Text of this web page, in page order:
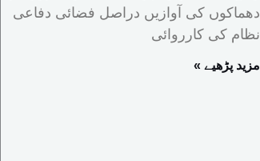
دھماکوں کی آوازیں دراصل فضائی دفاعی
نظام کی کارروائی
« مزید پڑھیے